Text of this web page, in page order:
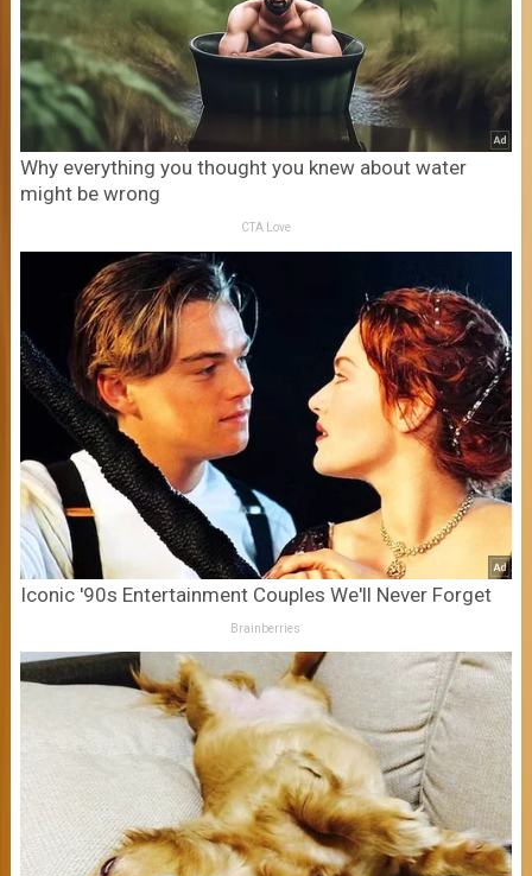
Why everything you thought you knew about water
might be wrong
CTA Love
Iconic '90s Entertainment Couples We'll Never Forget
Brainberries